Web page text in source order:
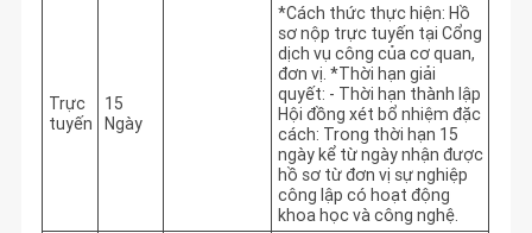
Trực
tuyến
15
Ngày
*Cách thức thực hiện: Hồ
sơ nộp trực tuyến tại Cổng
dịch vụ công của cơ quan,
đơn vị. *Thời hạn giải
quyết: - Thời hạn thành lập
Hội đồng xét bổ nhiệm đặc
cách: Trong thời hạn 15
ngày kể từ ngày nhận được
hồ sơ từ đơn vị sự nghiệp
công lập có hoạt động
khoa học và công nghệ.